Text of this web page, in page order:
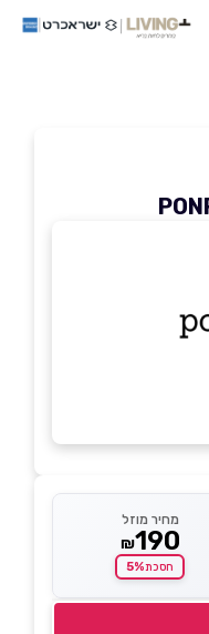
מחיר מוזל
₪190
חסכת5%